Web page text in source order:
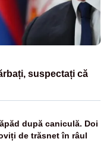
suspectați că
după caniculă. Doi
de trăsnet în râul